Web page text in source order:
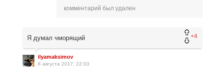
комментарий был удален
+4
Я думал чморящий
ilyamaksimov
6 августа 2017, 22:03